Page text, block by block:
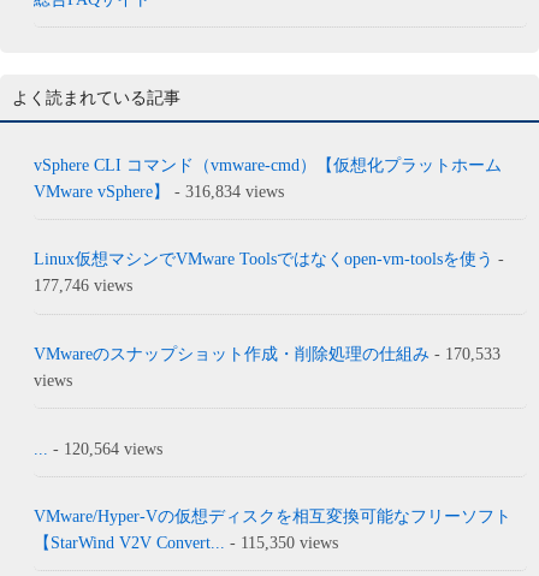
よく読まれている記事
vSphere CLI コマンド（vmware-cmd）【仮想化プラットホーム
VMware vSphere】
- 316,834 views
Linux仮想マシンでVMware Toolsではなくopen-vm-toolsを使う -
177,746 views
VMwareのスナップショット作成・削除処理の仕組み - 170,533
views
- 120,564 views
VMware/Hyper-Vの仮想ディスクを相互変換可能なフリーソフト
【StarWind V2V Convert... - 115,350 views